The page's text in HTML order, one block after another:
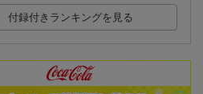
OOK
(5件)
RS MINI
いさなゲームブッ
ク リトルツイン
寺西恵里子
(1件)
付録付きランキングを見る